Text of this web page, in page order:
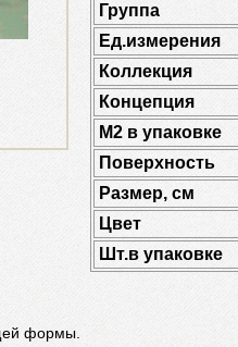
Группа
Ед.измерения
Коллекция
Концепция
М2 в упаковке
Поверхность
Размер, см
Цвет
Шт.в упаковке
формы.